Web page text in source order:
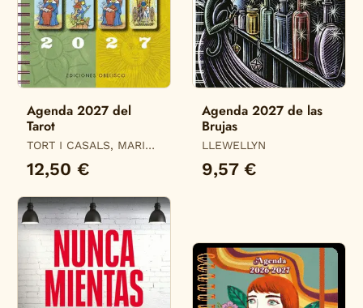
Agenda 2027 del
Tarot
TORT I CASALS, MARIA
DEL MAR
12,50 €
Agenda 2027 de las
Brujas
LLEWELLYN
9,57 €